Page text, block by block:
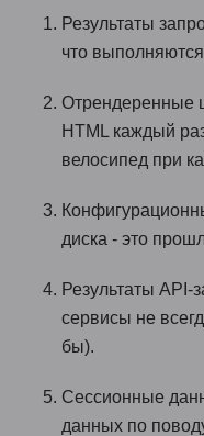
Результаты
что
Отрендеренные
HTML каждый
велосипед при
диска - это
Результаты API-
сервисы не
бы).
Сессионные
данных по